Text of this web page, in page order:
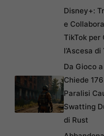
Disney+:
e
TikTok per
l’Ascesa di
Da Gioco
Chiede
Paralisi
Swatting
di Rust